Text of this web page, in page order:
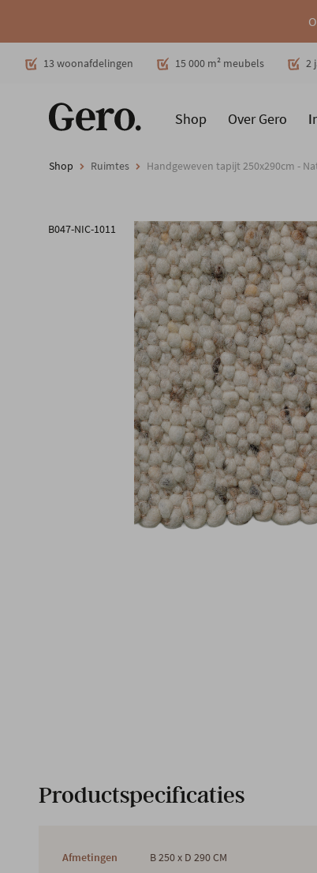
13 woonafdelingen 15 000 m² meubels 2
Shop Over Gero
Promoties Producten Cadeaubon Woonstijlen
Shop Ruimtes Handgeweven tapijt 250x290cm -
B047-NIC-1011
Productspecificaties
Afmetingen B 250 x D 290 CM